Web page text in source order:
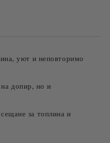
уют и неповторимо
допир, но и
за топлина и